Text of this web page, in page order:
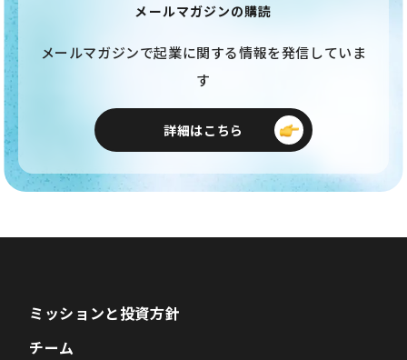
メールマガジンの購読
メールマガジンで起業に関する情報を発信していま
す
詳細はこちら
ミッションと投資方針
チーム